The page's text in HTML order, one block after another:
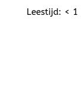
Leestijd: < 1